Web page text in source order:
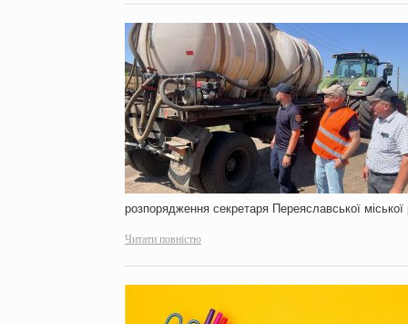
розпорядження секретаря Переяславської
Читати повністю